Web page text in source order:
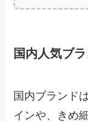
国内人気ブ
国内ブランド
インや、きめ